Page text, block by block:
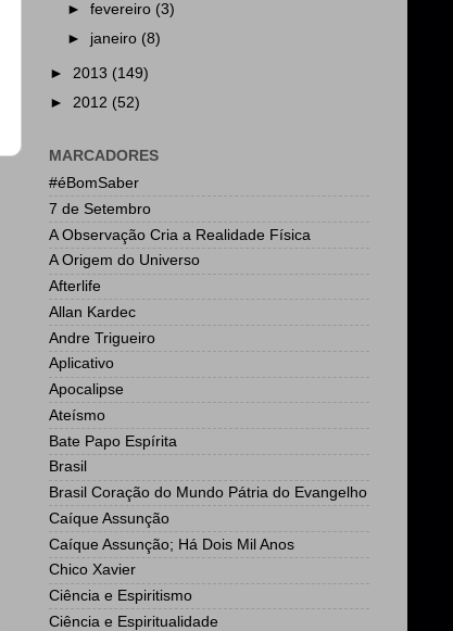
►fevereiro (3)
► janeiro (8)
► 2013 (149)
► 2012 (52)
MARCADORES
#éBomSaber
7 de Setembro
A Observação Cria a Realidade Física
A Origem do Universo
Afterlife
Allan Kardec
Andre Trigueiro
Aplicativo
Apocalipse
Ateísmo
Bate Papo Espírita
Brasil
Brasil Coração do Mundo Pátria do Evangelho
Caíque Assunção
Caíque Assunção; Há Dois Mil Anos
Chico Xavier
Ciência e Espiritismo
Ciência e Espiritualidade